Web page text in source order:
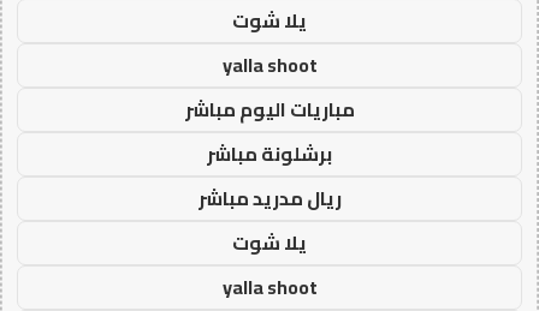
يلا شوت
yalla shoot
مباريات اليوم مباشر
برشلونة مباشر
ريال مدريد مباشر
يلا شوت
yalla shoot